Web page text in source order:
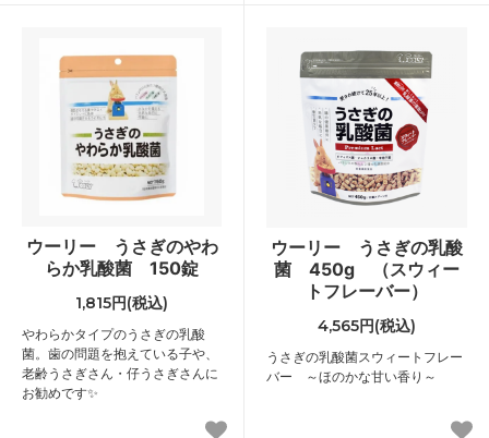
ウーリー うさぎのやわ
らか乳酸菌 150錠
1,815円(税込)
やわらかタイプのうさぎの乳酸
菌。歯の問題を抱えている子や、
老齢うさぎさん・仔うさぎさんに
お勧めです✨
ウーリー うさぎの乳酸
菌 450g （スウィー
トフレーバー）
4,565円(税込)
うさぎの乳酸菌スウィートフレー
バー ～ほのかな甘い香り～